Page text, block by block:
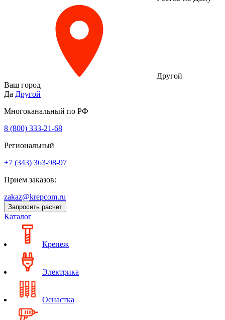
Другой
Ваш город
Да Другой
Многоканальный по РФ
8 (800) 333‑21-68
Региональный
+7 (343) 363-98-97
Прием заказов:
zakaz@krepcom.ru
Запросить расчет
Каталог
Крепеж
Электрика
Оснастка